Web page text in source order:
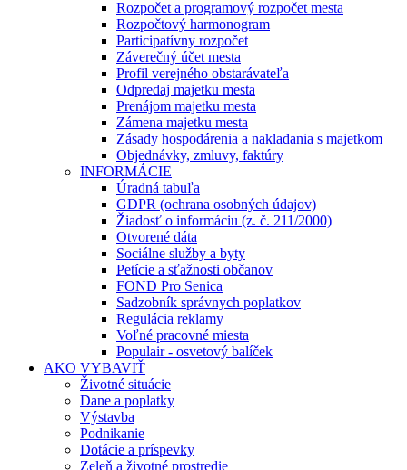
Rozpočet a programový rozpočet mesta
Rozpočtový harmonogram
Participatívny rozpočet
Záverečný účet mesta
Profil verejného obstarávateľa
Odpredaj majetku mesta
Prenájom majetku mesta
Zámena majetku mesta
Zásady hospodárenia a nakladania s majetkom
Objednávky, zmluvy, faktúry
INFORMÁCIE
Úradná tabuľa
GDPR (ochrana osobných údajov)
Žiadosť o informáciu (z. č. 211/2000)
Otvorené dáta
Sociálne služby a byty
Petície a sťažnosti občanov
FOND Pro Senica
Sadzobník správnych poplatkov
Regulácia reklamy
Voľné pracovné miesta
Populair - osvetový balíček
AKO VYBAVIŤ
Životné situácie
Dane a poplatky
Výstavba
Podnikanie
Dotácie a príspevky
Zeleň a životné prostredie